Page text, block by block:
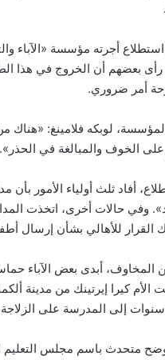
بعضهم أن الخروج في هذا
أمر ضروري.
لوبكه فلامينغ:
على الخوف والمبالغة في الحذر».
أفاد ثلث أولياء الأمور
وفي حالات أخرى، اتخذت
القرار للأهالي بشأن إرسال
أبدى بعض الآباء
الأم كيرا إيرتينك من مدينة
إلى المدرسة على